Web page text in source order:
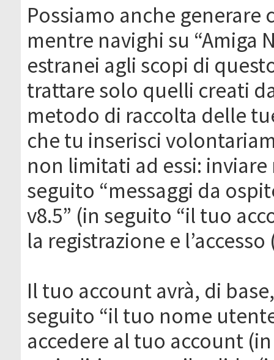
Possiamo anche
mentre navighi su “Amiga
estranei agli scopi di
trattare solo quelli creati
metodo di raccolta delle
che tu inserisci
non limitati ad essi:
seguito “messaggi da
v8.5” (in seguito “il tuo
la registrazione e
Il tuo account avrà, di
seguito “il tuo nome
accedere al tuo account